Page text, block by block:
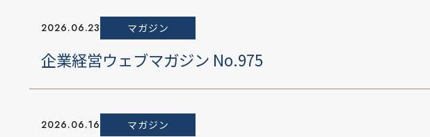
2026.06.23 マガジン
企業経営ウェブマガジン No.975
2026.06.16 マガジン